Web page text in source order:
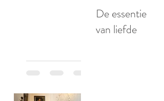
De essentie
van liefde